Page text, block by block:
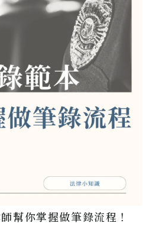
幫你掌握做筆錄流程！